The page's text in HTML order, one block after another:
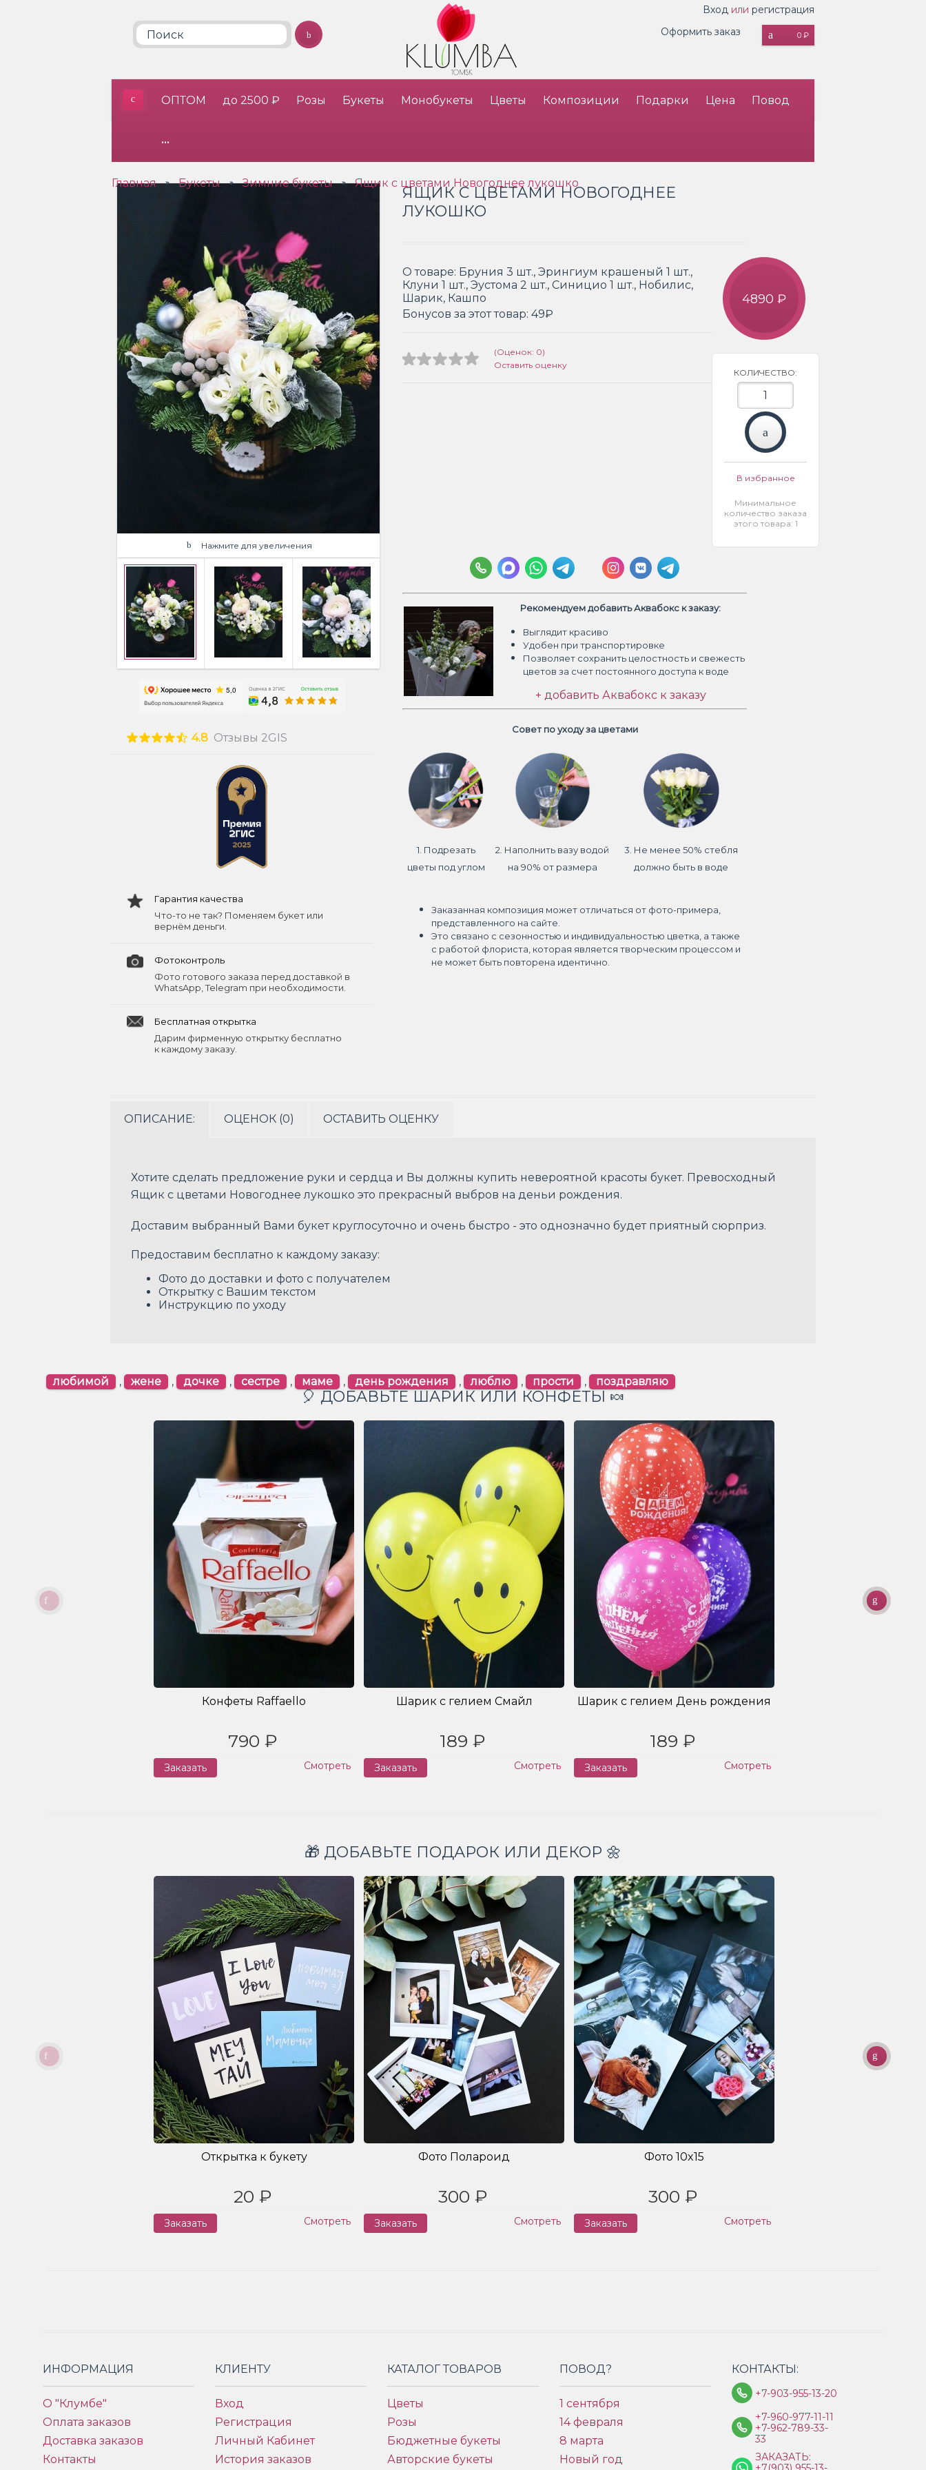
Вход или регистрация
0 ₽
Оформить заказ
ОПТОМ до 2500 ₽ Розы Букеты Монобукеты Цветы Композиции Подарки Цена Повод
•••
Главная » Букеты » Зимние букеты » Ящик с цветами Новогоднее лукошко
Нажмите для увеличения
4.8 Отзывы 2GIS
Гарантия качества
Что-то не так? Поменяем букет или
вернём деньги.
Фотоконтроль
Фото готового заказа перед доставкой в
WhatsApp, Telegram при необходимости.
Бесплатная открытка
Дарим фирменную открытку бесплатно
к каждому заказу.
ЯЩИК С ЦВЕТАМИ НОВОГОДНЕЕ
ЛУКОШКО
О товаре: Бруния 3 шт., Эрингиум крашеный 1 шт.,
Клуни 1 шт., Эустома 2 шт., Синицио 1 шт., Нобилис,
Шарик, Кашпо
Бонусов за этот товар: 49₽
(Оценок: 0)
Оставить оценку
4890 ₽
КОЛИЧЕСТВО:
В избранное
Минимальное
количество заказа
этого товара: 1
Рекомендуем добавить Аквабокс к заказу:
Выглядит красиво
Удобен при транспортировке
Позволяет сохранить целостность и свежесть
цветов за счет постоянного доступа к воде
+ добавить Аквабокс к заказу
Совет по уходу за цветами
1. Подрезать
цветы под углом
2. Наполнить вазу водой
на 90% от размера
3. Не менее 50% стебля
должно быть в воде
Заказанная композиция может отличаться от фото-примера,
представленного на сайте.
Это связано с сезонностью и индивидуальностью цветка, а также
с работой флориста, которая является творческим процессом и
не может быть повторена идентично.
ОПИСАНИЕ: ОЦЕНОК (0) ОСТАВИТЬ ОЦЕНКУ
Хотите сделать предложение руки и сердца и Вы должны купить невероятной красоты букет. Превосходный
Ящик с цветами Новогоднее лукошко это прекрасный выбров на деньи рождения.
Доставим выбранный Вами букет круглосуточно и очень быстро - это однозначно будет приятный сюрприз.
Предоставим бесплатно к каждому заказу:
Фото до доставки и фото с получателем
Открытку с Вашим текстом
Инструкцию по уходу
любимой , жене , дочке , сестре , маме , день рождения , люблю , прости , поздравляю
🎈 ДОБАВЬТЕ ШАРИК ИЛИ КОНФЕТЫ 🍬
Конфеты Raffaello
790 ₽
Заказать Смотреть
Шарик с гелием Смайл
189 ₽
Заказать Смотреть
Шарик с гелием День рождения
189 ₽
Заказать Смотреть
🎁 ДОБАВЬТЕ ПОДАРОК ИЛИ ДЕКОР 🌼
Открытка к букету
20 ₽
Заказать Смотреть
Фото Полароид
300 ₽
Заказать Смотреть
Фото 10x15
300 ₽
Заказать Смотреть
ИНФОРМАЦИЯ
О "Клумбе"
Оплата заказов
Доставка заказов
Контакты
КЛИЕНТУ
Вход
Регистрация
Личный Кабинет
История заказов
КАТАЛОГ ТОВАРОВ
Цветы
Розы
Бюджетные букеты
Авторские букеты
ПОВОД?
1 сентября
14 февраля
8 марта
Новый год
КОНТАКТЫ:
+7-903-955-13-20
+7-960-977-11-11
+7-962-789-33-
33
ЗАКАЗАТЬ: